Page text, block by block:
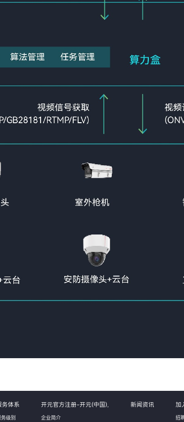
务体系
级别
开元官方注册-开元(中国),
企业简介
新闻资讯 加
招